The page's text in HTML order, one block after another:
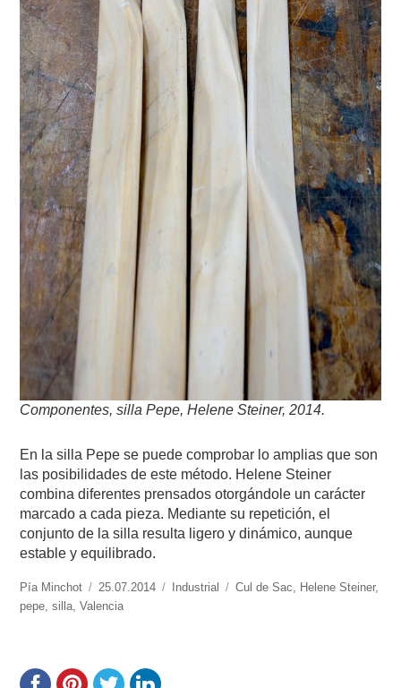
Componentes, silla Pepe, Helene Steiner, 2014.
En la silla Pepe se puede comprobar lo amplias que son
las posibilidades de este método. Helene Steiner
combina diferentes prensados otorgándole un carácter
marcado a cada pieza. Mediante su repetición, el
conjunto de la silla resulta ligero y dinámico, aunque
estable y equilibrado.
https://www.experimenta.es/author/pia/
Pía Minchot
Publicado
el
25.07.2014 Categorías
Industrial Etiquetas
Cul de Sac Helene Steiner,
pepe ,silla ,Valencia